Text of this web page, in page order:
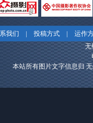
我们 | 投稿方式 |
运作
无
本站所有图片文字信息归